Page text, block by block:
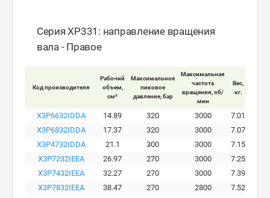
Серия XP331: направление вращения
вала - Правое
Код производителя
Рабочий
объем,
см³
Максимальное
пиковое
давление, бар
Максимальная
частота
вращения, об/
мин
Вес,
кг.
X3P6632IDDA 14.89 320 3000 7.01
X3P6832IDDA
17.37 320 3000 7.07
X3P4732IDDA
21.1 300 3000 7.15
X3P7232IEEA
26.97 270 3000 7.25
X3P7432IEEA
32.27 270 3000 7.39
X3P7832IEEA
38.47 270 2800 7.52